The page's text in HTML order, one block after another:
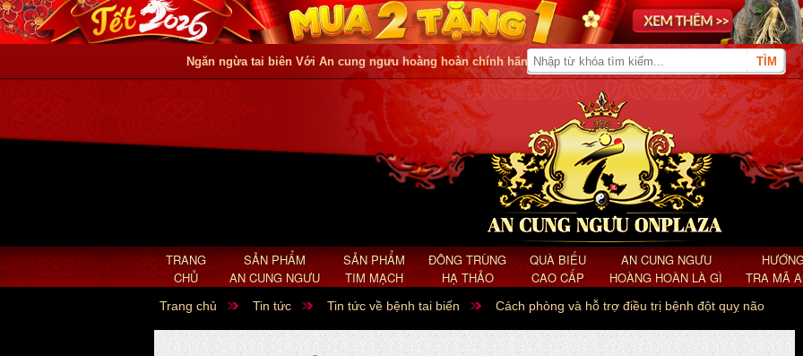
Ngăn ngừa tai biên Với An cung ngưu hoàng hoàn chính hãng
TRANG
CHỦ
SẢN PHẨM
AN CUNG NGƯU
SẢN PHẨM
TIM MẠCH
ĐÔNG TRÙNG
HẠ THẢO
QUÀ BIẾU
CAO CẤP
AN CUNG NGƯU
HOÀNG HOÀN LÀ GÌ
TRA MÃ
Trang chủ Tin tức Tin tức về bệnh tai biến Cách phòng và hỗ trợ điều trị bệnh đột quỵ não